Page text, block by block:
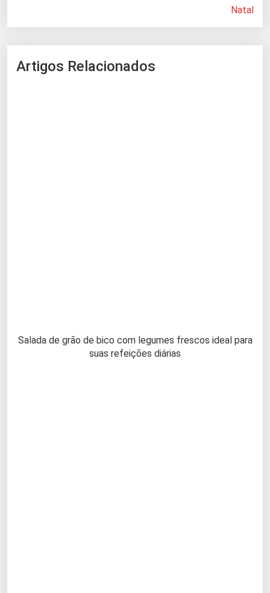
Natal
Artigos Relacionados
Salada de grão de bico com legumes frescos ideal para
suas refeições diárias